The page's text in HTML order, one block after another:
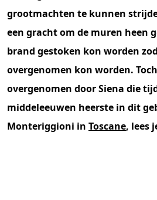
grootmachten te kunnen
een gracht om de muren heen
brand gestoken kon worden
overgenomen kon worden.
overgenomen door Siena die
middeleeuwen heerste in dit
Monteriggioni in Toscane, lees